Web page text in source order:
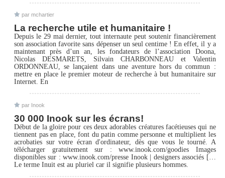
par mchartier
La recherche utile et humanitaire !
Depuis le 29 mai dernier, tout internaute peut soutenir financièrement
son association favorite sans dépenser un seul centime ! En effet, il y a
maintenant près d’un an, les fondateurs de l’association Doona,
Nicolas DESMARETS, Silvain CHARBONNEAU et Valentin
ORDONNEAU, se lançaient dans une aventure hors du commun :
mettre en place le premier moteur de recherche à but humanitaire sur
Internet. En
par Inook
30 000 Inook sur les écrans!
Début de la gloire pour ces deux adorables créatures facétieuses qui ne
tiennent pas en place, font du patin comme personne et multiplient les
acrobaties sur votre écran d'ordinateur, dès que vous le tourné. A
télécharger gratuitement sur : www.inook.com/goodies Images
disponibles sur : www.inook.com/presse Inook | designers associés […
Le terme Inuit est au pluriel car il signifie plusieurs hommes.